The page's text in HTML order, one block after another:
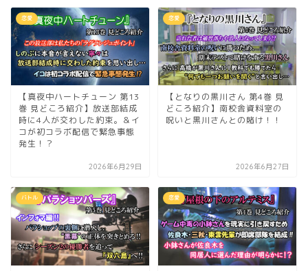
恋愛
【真夜中ハートチューン 第13
巻 見どころ紹介】放送部結成
時に4人が交わした約束。＆イ
コが初コラボ配信で緊急事態
発生！？
2026年6月29日
恋愛
【となりの黒川さん 第4巻 見
どころ紹介】南校舎資料室の
呪いと黒川さんとの賭け！！
2026年6月27日
バトル 恋愛